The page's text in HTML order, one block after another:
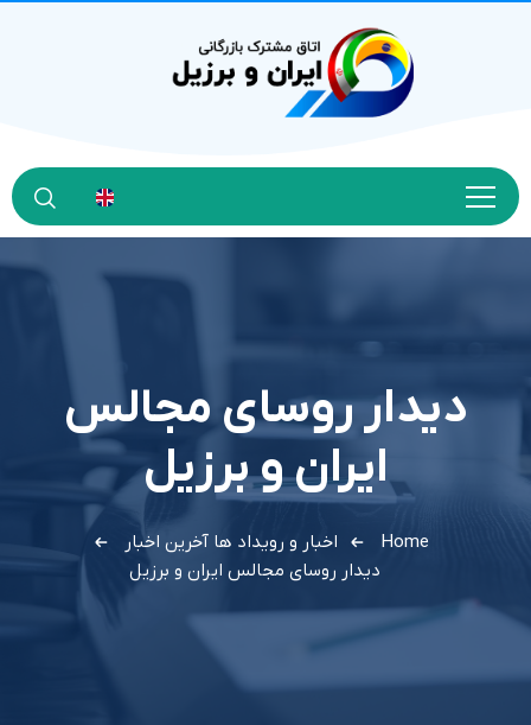
دیدار روسای مجالس
ایران و برزیل
Home اخبار و رویداد ها آخرین اخبار
دیدار روسای مجالس ایران و برزیل